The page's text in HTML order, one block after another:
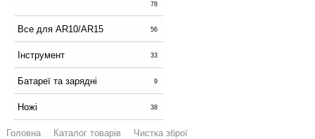
78
Все для AR10/AR15 56
Інструмент 33
Батареї та зарядні 9
Ножі 38
Головна Каталог товарів
Чистка зброї